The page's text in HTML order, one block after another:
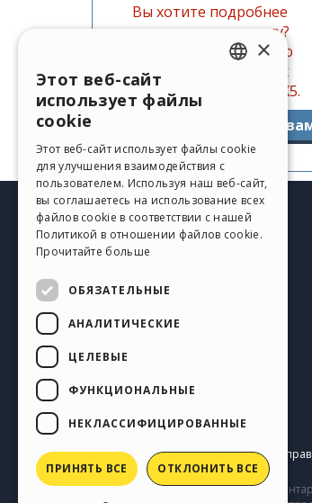
Вы хотите подробнее
изучить данную тему?
Поищите информацию
также в официальных
руководствах WebSite X5.
Перейти к
HELP CENTER
Инструкции
Copyright © 2026Incomedia s.r.l.Все
Сайт содержит информацию,
GERMAN
SPANISH
PORTUGUESE
POLISH
×
Этот веб-сайт
использует файлы
cookie
Этот веб-сайт использует файлы cookie
для улучшения взаимодействия с
пользователем. Используя наш веб-сайт,
вы соглашаетесь на использование всех
файлов cookie в соответствии с нашей
Политикой в ​​отношении файлов cookie.
Прочитайте больше
ОБЯЗАТЕЛЬНЫЕ
АНАЛИТИЧЕСКИЕ
ЦЕЛЕВЫЕ
ФУНКЦИОНАЛЬНЫЕ
НЕКЛАССИФИЦИРОВАННЫЕ
ПРИНЯТЬ ВСЕ ОТКЛОНИТЬ ВСЕ